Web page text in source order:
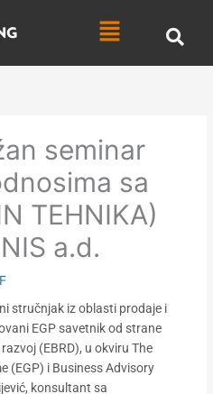
Menu
seminar
sa
TEHNIKA)
a.d.
stručnjak iz oblasti prodaje i
EGP savetnik od strane
(EBRD), u okviru The
(EGP) i Business Advisory
konsultant sa